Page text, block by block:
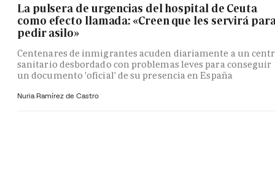
La pulsera de urgencias del hospital de Ceuta
como efecto llamada: «Creen que les servirá
pedir asilo»
Centenares de inmigrantes acuden diariamente a un
sanitario desbordado con problemas leves para conseguir
un documento 'oficial' de su presencia en España
Nuria Ramírez de Castro